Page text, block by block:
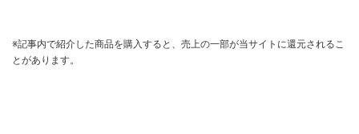
※記事内で紹介した商品を購入すると、売上の一部が当サイトに還元されるこ
とがあります。